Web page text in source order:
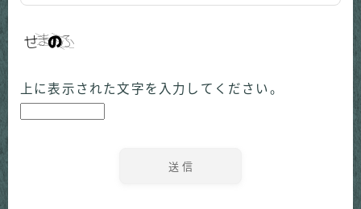
上に表示された文字を入力してください。